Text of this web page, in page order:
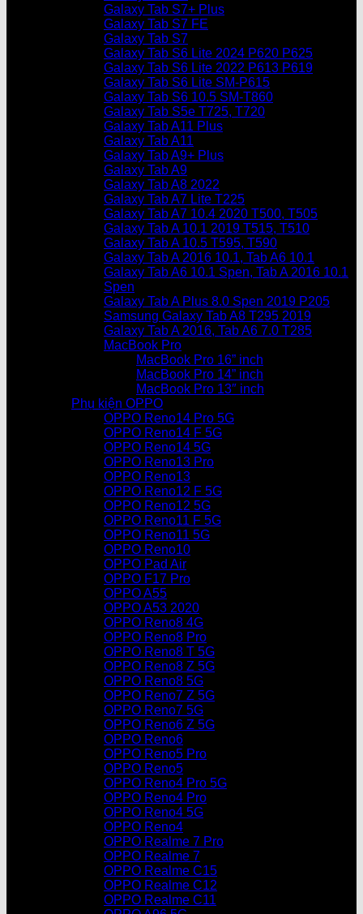
Galaxy Tab S7+ Plus
Galaxy Tab S7 FE
Galaxy Tab S7
Galaxy Tab S6 Lite 2024 P620 P625
Galaxy Tab S6 Lite 2022 P613 P619
Galaxy Tab S6 Lite SM-P615
Galaxy Tab S6 10.5 SM-T860
Galaxy Tab S5e T725, T720
Galaxy Tab A11 Plus
Galaxy Tab A11
Galaxy Tab A9+ Plus
Galaxy Tab A9
Galaxy Tab A8 2022
Galaxy Tab A7 Lite T225
Galaxy Tab A7 10.4 2020 T500, T505
Galaxy Tab A 10.1 2019 T515, T510
Galaxy Tab A 10.5 T595, T590
Galaxy Tab A 2016 10.1, Tab A6 10.1
Galaxy Tab A6 10.1 Spen, Tab A 2016 10.1
Spen
Galaxy Tab A Plus 8.0 Spen 2019 P205
Samsung Galaxy Tab A8 T295 2019
Galaxy Tab A 2016, Tab A6 7.0 T285
MacBook Pro
MacBook Pro 16” inch
MacBook Pro 14” inch
MacBook Pro 13″ inch
Phụ kiện OPPO
OPPO Reno14 Pro 5G
OPPO Reno14 F 5G
OPPO Reno14 5G
OPPO Reno13 Pro
OPPO Reno13
OPPO Reno12 F 5G
OPPO Reno12 5G
OPPO Reno11 F 5G
OPPO Reno11 5G
OPPO Reno10
OPPO Pad Air
OPPO F17 Pro
OPPO A55
OPPO A53 2020
OPPO Reno8 4G
OPPO Reno8 Pro
OPPO Reno8 T 5G
OPPO Reno8 Z 5G
OPPO Reno8 5G
OPPO Reno7 Z 5G
OPPO Reno7 5G
OPPO Reno6 Z 5G
OPPO Reno6
OPPO Reno5 Pro
OPPO Reno5
OPPO Reno4 Pro 5G
OPPO Reno4 Pro
OPPO Reno4 5G
OPPO Reno4
OPPO Realme 7 Pro
OPPO Realme 7
OPPO Realme C15
OPPO Realme C12
OPPO Realme C11